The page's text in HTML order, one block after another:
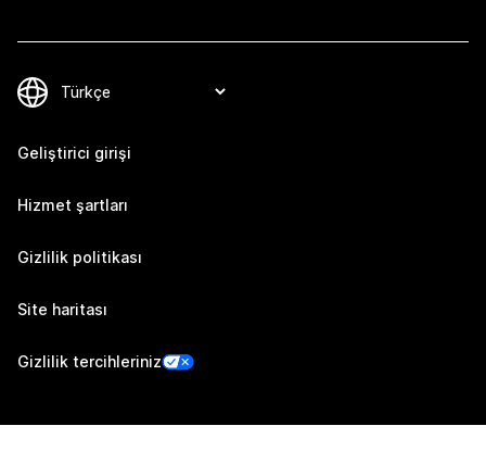
Geliştirici girişi
Hizmet şartları
Gizlilik politikası
Site haritası
Gizlilik tercihleriniz